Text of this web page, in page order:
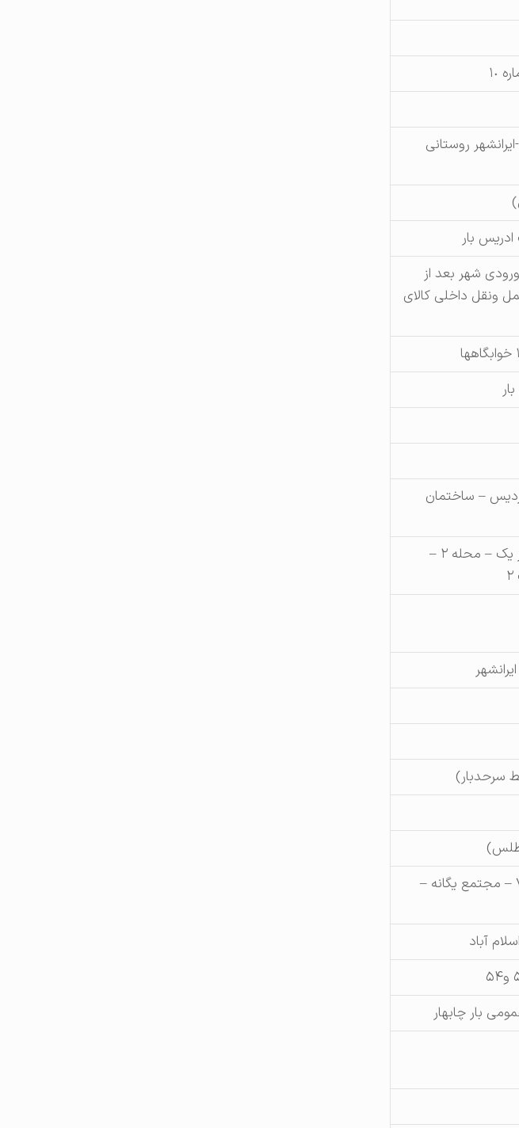
١٠
چابهار -ایرانشهر روستانی
بار
شهر بعد از
داخلی کالای
– ساختمان
تهران – شهر جدید پردیس – فاز یک – محله ۲ –
زاهدان – خ بهشتی – بهشتنی ۷ – مجتمع یگانه –
آباد